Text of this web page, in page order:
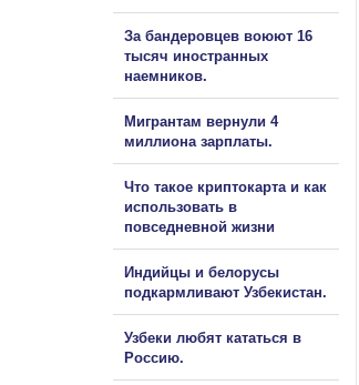
За бандеровцев воюют 16
тысяч иностранных
наемников.
Мигрантам вернули 4
миллиона зарплаты.
Что такое криптокарта и как
использовать в
повседневной жизни
Индийцы и белорусы
подкармливают Узбекистан.
Узбеки любят кататься в
Россию.